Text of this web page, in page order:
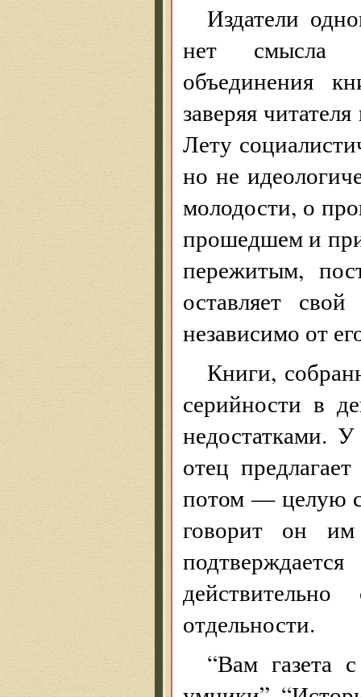
Издатели
нет смысла
объединения
заверяя
Лету
но не
молодости, о
прошедшем и
пережитым,
оставляет
независимо от
Книги,
серийности в
недостатками.
отец
потом — целую
говорит он
отдельности.
“Вам газета